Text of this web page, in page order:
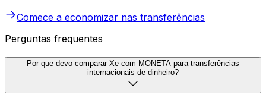
Comece a economizar nas transferências
Perguntas frequentes
Por que devo comparar Xe com MONETA para transferências
internacionais de dinheiro?